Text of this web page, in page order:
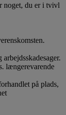
noget, du er i tvivl
længerevarende
på plads,